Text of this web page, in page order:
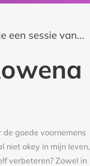
een sessie van...
goede voornemens
niet okey in mijn leven,
verbeteren? Zowel in